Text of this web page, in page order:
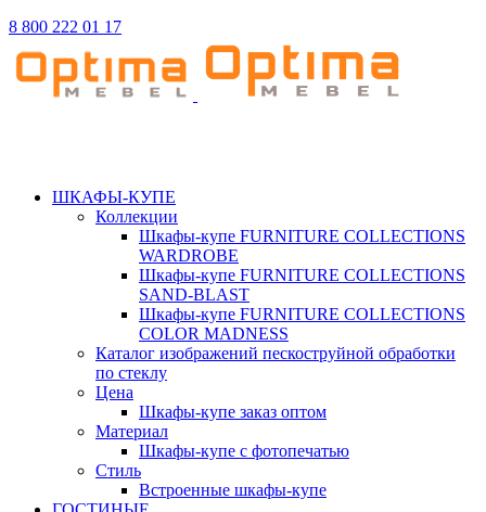
8 800 222 01 17
ШКАФЫ-КУПЕ
Коллекции
Шкафы-купе FURNITURE COLLECTIONS
WARDROBE
Шкафы-купе FURNITURE COLLECTIONS
SAND-BLAST
Шкафы-купе FURNITURE COLLECTIONS
COLOR MADNESS
Каталог изображений пескоструйной обработки
по стеклу
Цена
Шкафы-купе заказ оптом
Материал
Шкафы-купе с фотопечатью
Стиль
Встроенные шкафы-купе